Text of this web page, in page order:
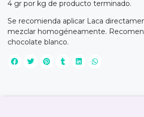
4 gr por kg de producto terminado.
Se recomienda aplicar Laca
mezclar homogéneamente.
chocolate blanco.